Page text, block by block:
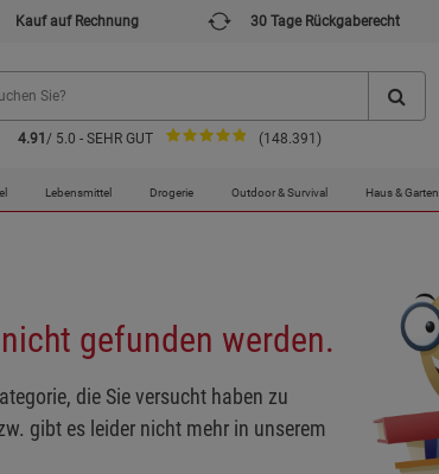
Kauf auf Rechnung 30 Tage Rückgaberecht
4.91 / 5.0 - SEHR GUT (148.391)
Lebensmittel Drogerie Outdoor & Survival Haus & Garten
gefunden werden.
die Sie versucht haben zu
gibt es leider nicht mehr in unserem